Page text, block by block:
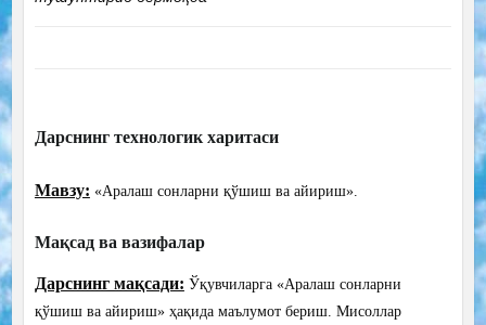
Дарснинг технологик харитаси
Мавзу: «Аралаш сонларни қўшиш ва айириш».
Мақсад ва вазифалар
Дарснинг мақсади: Ўқувчиларга «Аралаш сонларни
қўшиш ва айириш» ҳақида маълумот бериш. Мисоллар